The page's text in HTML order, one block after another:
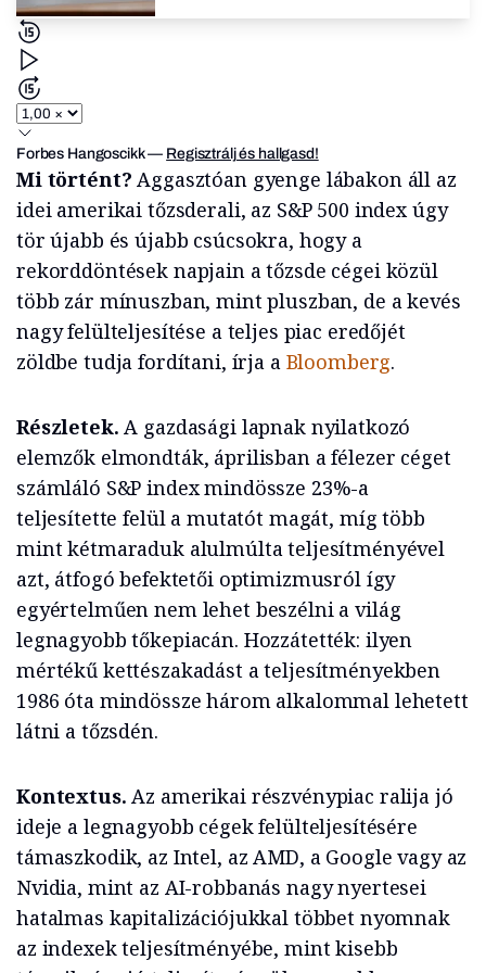
Forbes Hangoscikk— Regisztrálj és hallgasd!
Mi történt?Aggasztóan gyenge lábakon áll az
idei amerikai tőzsderali, az S&P 500 index úgy
tör újabb és újabb csúcsokra, hogy a
rekorddöntések napjain a tőzsde cégei közül
több zár mínuszban, mint pluszban, de a kevés
nagy felülteljesítése a teljes piac eredőjét
zöldbe tudja fordítani, írja a Bloomberg.
Részletek.A gazdasági lapnak nyilatkozó
elemzők elmondták, áprilisban a félezer céget
számláló S&P index mindössze 23%-a
teljesítette felül a mutatót magát, míg több
mint kétmaraduk alulmúlta teljesítményével
azt, átfogó befektetői optimizmusról így
egyértelműen nem lehet beszélni a világ
legnagyobb tőkepiacán. Hozzátették: ilyen
mértékű kettészakadást a teljesítményekben
1986 óta mindössze három alkalommal lehetett
látni a tőzsdén.
Kontextus.Az amerikai részvénypiac ralija jó
ideje a legnagyobb cégek felülteljesítésére
támaszkodik, az Intel, az AMD, a Google vagy az
Nvidia, mint az AI-robbanás nagy nyertesei
hatalmas kapitalizációjukkal többet nyomnak
az indexek teljesítményébe, mint kisebb